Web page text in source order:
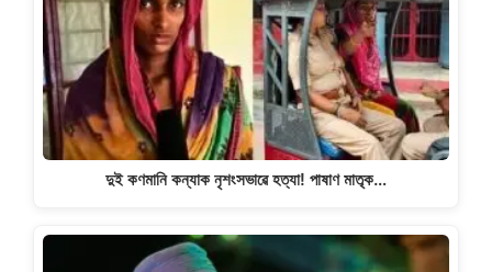
দুই কণমানি কন্যাক নৃশংসভাৱে হত্যা! পাষাণ মাতৃক…